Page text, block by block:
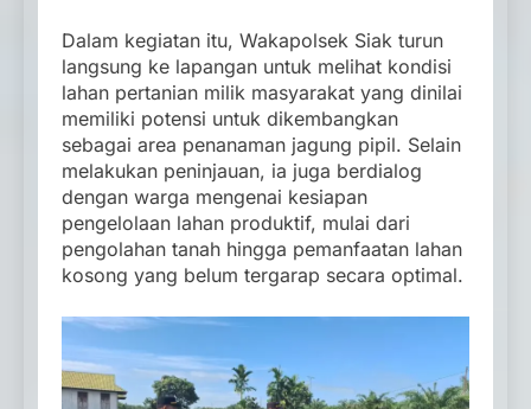
Dalam kegiatan itu, Wakapolsek Siak turun
langsung ke lapangan untuk melihat kondisi
lahan pertanian milik masyarakat yang dinilai
memiliki potensi untuk dikembangkan
sebagai area penanaman jagung pipil. Selain
melakukan peninjauan, ia juga berdialog
dengan warga mengenai kesiapan
pengelolaan lahan produktif, mulai dari
pengolahan tanah hingga pemanfaatan lahan
kosong yang belum tergarap secara optimal.